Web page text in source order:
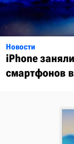
Новости
iPhone
смартфонов в